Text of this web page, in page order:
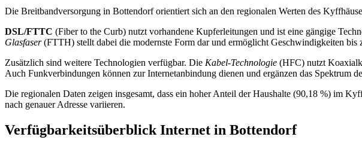
Die Breitbandversorgung in Bottendorf orientiert sich an den regionalen Werten des
DSL/FTTC (Fiber to the Curb) nutzt vorhandene Kupferleitungen und ist eine gängige
Glasfaser(FTTH) stellt dabei die modernste Form dar und ermöglicht Geschwindigkeiten
Zusätzlich sind weitere Technologien verfügbar. Die Kabel-Technologie (HFC) nutzt
Auch Funkverbindungen können zur Internetanbindung dienen und ergänzen das Spektrum
Die regionalen Daten zeigen insgesamt, dass ein hoher Anteil der Haushalte (90,18 %) im
nach genauer Adresse variieren.
Verfügbarkeitsüberblick Internet in Bottendorf